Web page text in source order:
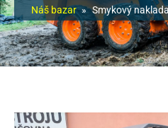
Náš bazar » Smykový